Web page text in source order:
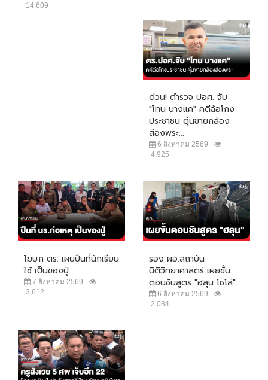
14,609
ด่วน! ตำรวจ ปอศ. จับ
"โทน บางแค" คดีฉ้อโกง
ประชาชน ตุ๋นขายกล้อง
ส่องพระ...
6 สิงหาคม 2569
4,925
โฆษก ตร. เผยปืนที่นักเรียน
ใช้ เป็นของปู่
7 สิงหาคม 2569
3,612
รอง ผอ.สถาบัน
นิติวิทยาศาสตร์ เผยขั้น
ตอนชันสูตร "ฮลุน โซโล่"...
6 สิงหาคม 2569
2,084